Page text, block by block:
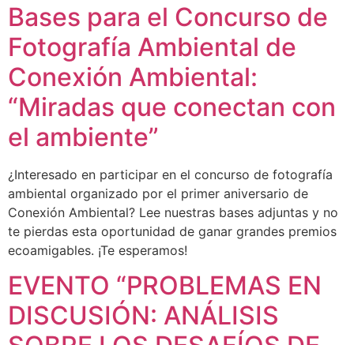
Bases para el Concurso de
Fotografía Ambiental de
Conexión Ambiental:
“Miradas que conectan con
el ambiente”
¿Interesado en participar en el concurso de fotografía
ambiental organizado por el primer aniversario de
Conexión Ambiental? Lee nuestras bases adjuntas y no
te pierdas esta oportunidad de ganar grandes premios
ecoamigables. ¡Te esperamos!
EVENTO “PROBLEMAS EN
DISCUSIÓN: ANÁLISIS